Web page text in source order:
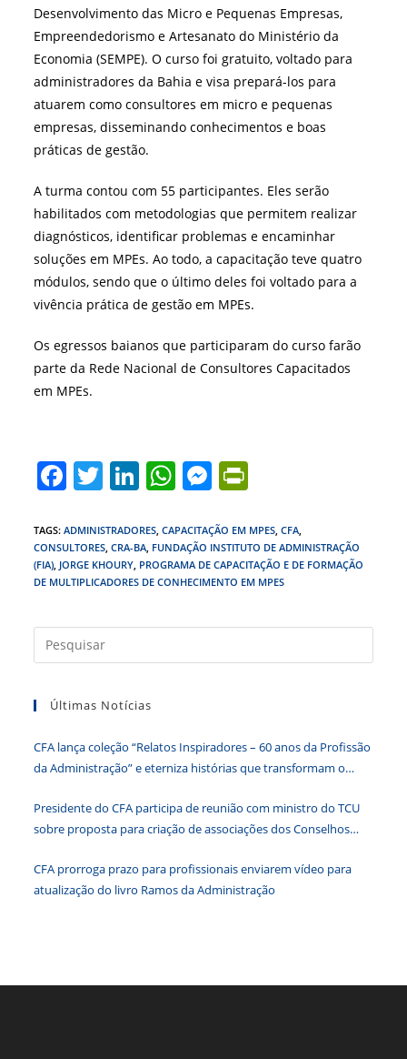
Desenvolvimento das Micro e Pequenas Empresas,
Empreendedorismo e Artesanato do Ministério da
Economia (SEMPE). O curso foi gratuito, voltado para
administradores da Bahia e visa prepará-los para
atuarem como consultores em micro e pequenas
empresas, disseminando conhecimentos e boas
práticas de gestão.
A turma contou com 55 participantes. Eles serão
habilitados com metodologias que permitem realizar
diagnósticos, identificar problemas e encaminhar
soluções em MPEs. Ao todo, a capacitação teve quatro
módulos, sendo que o último deles foi voltado para a
vivência prática de gestão em MPEs.
Os egressos baianos que participaram do curso farão
parte da Rede Nacional de Consultores Capacitados
em MPEs.
F
c
e
b
o
o
T
itt
er
Li
k
e
dI
n
W
at
s
A
p
M
ss
e
n
g
tF
ri
e
n
TAGS:ADMINISTRADORES CAPACITAÇÃO EM MPES CFA
CONSULTORES CRA-BA FUNDAÇÃO INSTITUTO DE ADMINISTRAÇÃO
(FIA) JORGE KHOURY PROGRAMA DE CAPACITAÇÃO E DE FORMAÇÃO
DE MULTIPLICADORES DE CONHECIMENTO EM MPES
a
Últimas Notícias
CFA lança coleção “Relatos Inspiradores – 60 anos da Profissão
da Administração” e eterniza histórias que transformam o
Presidente do CFA participa de reunião com ministro do TCU
sobre proposta para criação de associações dos Conselhos
CFA prorroga prazo para profissionais enviarem vídeo para
atualização do livro Ramos da Administração